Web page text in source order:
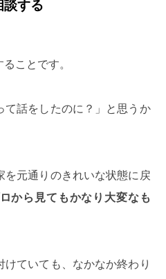
談する
ことです。
て話をしたのに？」と思うか
を元通りのきれいな状態に戻
から見てもかなり大変なも
ていても、なかなか終わり